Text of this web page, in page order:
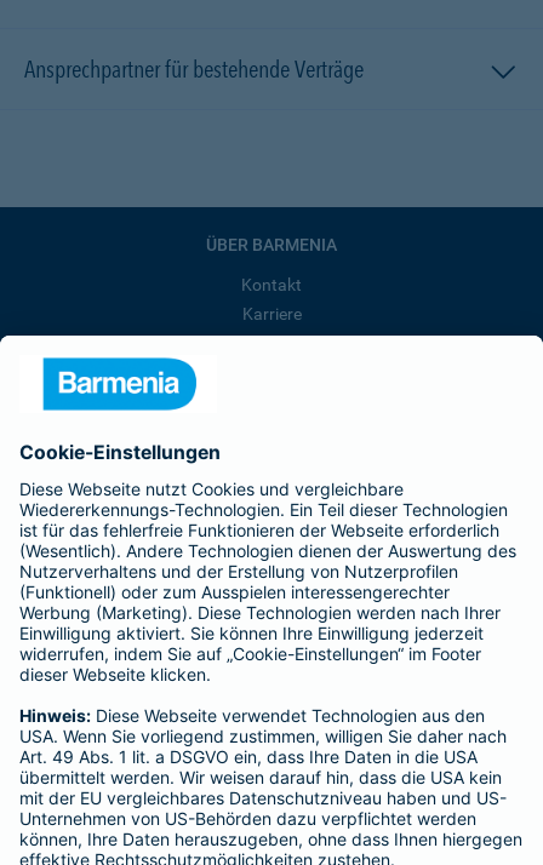
Ansprechpartner für bestehende Verträge
ÜBER BARMENIA
Kontakt
Karriere
Barmenia ist Teil der BarmeniaGothaer
BELIEBTE SEITEN
Kranken-Zusatzversicherung
Tierversicherungen
Haftpflichtversicherung
Hausratversicherung
Adresse ändern
Schaden melden
Kilometerstandsmeldung
Serviceübersicht